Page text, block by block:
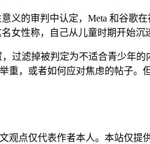
义的审判中认定，Meta 和谷歌
女性称，自己从儿童时期开始沉
过滤掉被判定为不适合青少年的
重，或者如何应对焦虑的帖子
观点仅代表作者本人。本站仅